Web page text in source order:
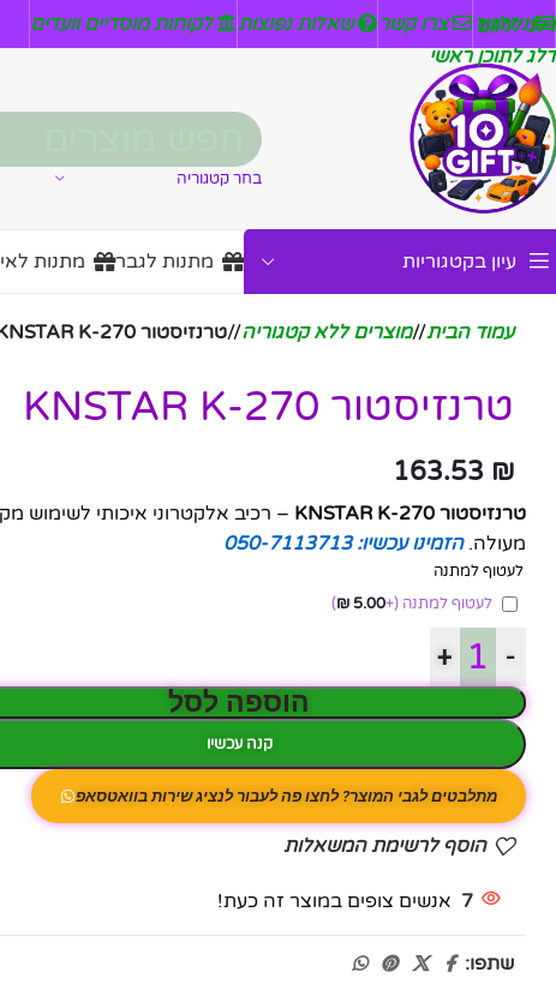
דלג לניווט
דלג לתוכן ראשי
ניזלטר צרו קשר שאלות נפוצות לקוחות מוסדיים וועדים
בחר קטגוריה
עיון בקטגוריות מתנות לגבר מתנות
עמוד הבית/ מוצרים ללא קטגוריה/ טרנזיסטור KNSTAR K-270
טרנזיסטור KNSTAR K-270
163.53 ₪
טרנזיסטור KNSTAR K-270
– רכיב אלקטרוני איכותי
מעולה.הזמינו עכשיו: 050-7113713
לעטוף למתנה
לעטוף למתנה(+
5.00
₪
)
-
+
הוספה לסל
קנה עכשיו
מתלבטים לגבי המוצר? לחצו פה לעבור לנציג שירות בוואטסאפ
הוסף לרשימת המשאלות
7 אנשים צופים במוצר זה כעת!
שתפו: